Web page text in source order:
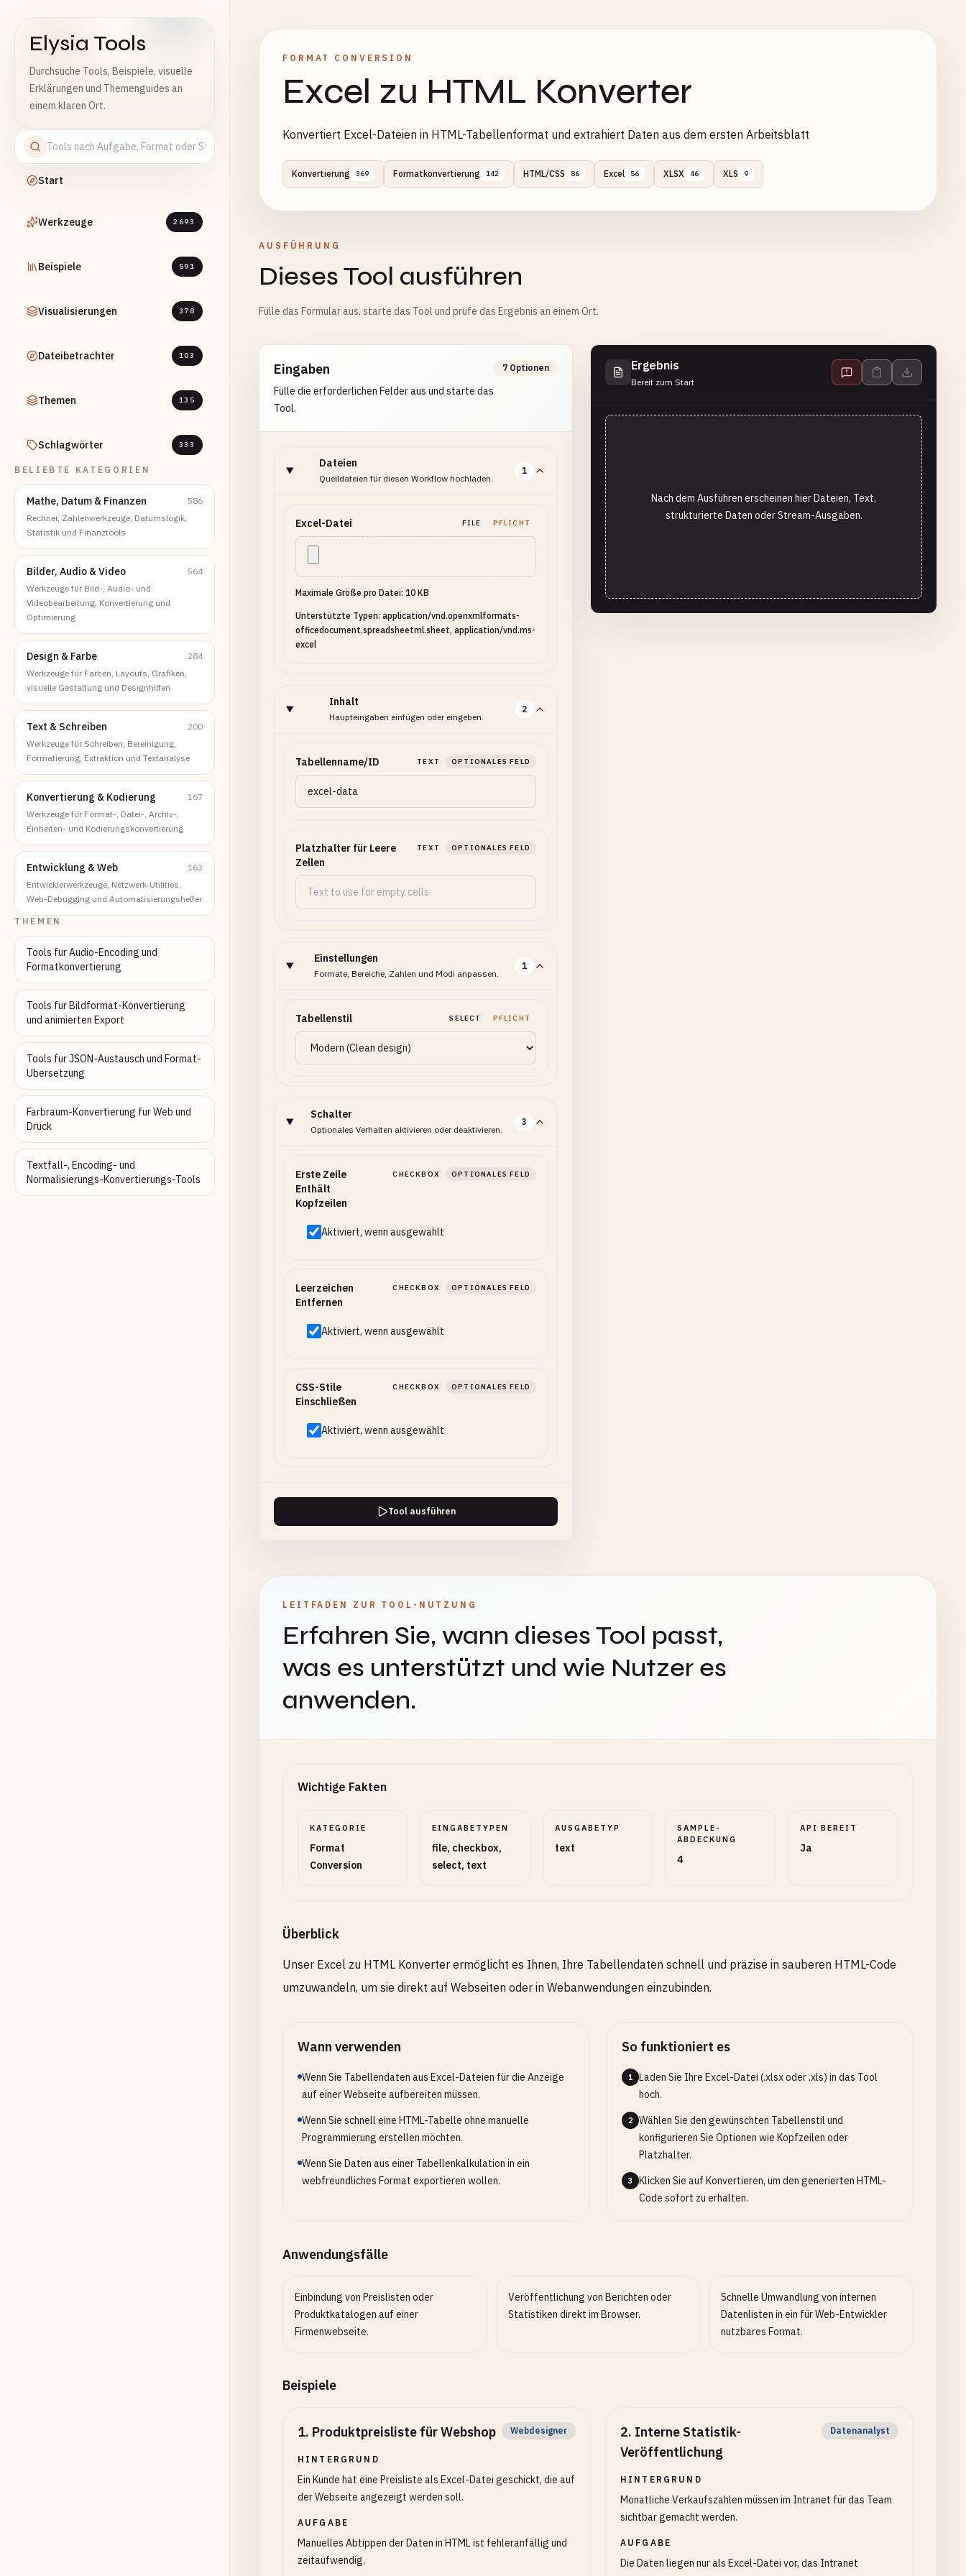
Elysia Tools
Durchsuche Tools, Beispiele, visuelle
Erklärungen und Themenguides an
einem klaren Ort.
Start
Werkzeuge 2693
Beispiele 591
Visualisierungen 378
Dateibetrachter 103
Themen 135
Schlagwörter 333
BELIEBTE KATEGORIEN
Mathe, Datum & Finanzen
586
Rechner, Zahlenwerkzeuge, Datumslogik,
Statistik und Finanztools
Bilder, Audio & Video
564
Werkzeuge für Bild-, Audio- und
Videobearbeitung, Konvertierung und
Optimierung
Design & Farbe
284
Werkzeuge für Farben, Layouts, Grafiken,
visuelle Gestaltung und Designhilfen
Text & Schreiben
200
Werkzeuge für Schreiben, Bereinigung,
Formatierung, Extraktion und Textanalyse
Konvertierung & Kodierung
167
Werkzeuge für Format-, Datei-, Archiv-,
Einheiten- und Kodierungskonvertierung
Entwicklung & Web
163
Entwicklerwerkzeuge, Netzwerk-Utilities,
Web-Debugging und Automatisierungshelfer
THEMEN
Tools fur Audio-Encoding und
Formatkonvertierung
Tools fur Bildformat-Konvertierung
und animierten Export
Tools fur JSON-Austausch und Format-
Ubersetzung
Farbraum-Konvertierung fur Web und
Druck
Textfall-, Encoding- und
Normalisierungs-Konvertierungs-Tools
FORMAT CONVERSION
Excel zu HTML Konverter
Konvertiert Excel-Dateien in HTML-Tabellenformat und extrahiert Daten aus dem ersten Arbeitsblatt
Konvertierung 369 Formatkonvertierung 142 HTML/CSS 86 Excel 56 XLSX 46 XLS 9
AUSFÜHRUNG
Dieses Tool ausführen
Fülle das Formular aus, starte das Tool und prüfe das Ergebnis an einem Ort.
Eingaben
Fülle die erforderlichen Felder aus und starte das
Tool.
7 Optionen
Dateien
Quelldateien für diesen Workflow hochladen.
1
Excel-Datei FILE PFLICHT
Maximale Größe pro Datei: 10 KB
Unterstützte Typen: application/vnd.openxmlformats-
officedocument.spreadsheetml.sheet, application/vnd.ms-
excel
Inhalt
Haupteingaben einfügen oder eingeben.
2
Tabellenname/ID TEXT OPTIONALES FELD
Platzhalter für Leere
Zellen
TEXT OPTIONALES FELD
Einstellungen
Formate, Bereiche, Zahlen und Modi anpassen.
1
Tabellenstil SELECT PFLICHT
Schalter
Optionales Verhalten aktivieren oder deaktivieren.
3
Erste Zeile
Enthält
Kopfzeilen
CHECKBOX OPTIONALES FELD
Aktiviert, wenn ausgewählt
Leerzeichen
Entfernen
CHECKBOX OPTIONALES FELD
Aktiviert, wenn ausgewählt
CSS-Stile
Einschließen
CHECKBOX OPTIONALES FELD
Aktiviert, wenn ausgewählt
Tool ausführen
Ergebnis
Bereit zum Start
Nach dem Ausführen erscheinen hier Dateien, Text,
strukturierte Daten oder Stream-Ausgaben.
LEITFADEN ZUR TOOL-NUTZUNG
Erfahren Sie, wann dieses Tool passt,
was es unterstützt und wie Nutzer es
anwenden.
Wichtige Fakten
KATEGORIE
Format
Conversion
EINGABETYPEN
file, checkbox,
select, text
AUSGABETYP
text
SAMPLE-
ABDECKUNG
4
API BEREIT
Ja
Überblick
Unser Excel zu HTML Konverter ermöglicht es Ihnen, Ihre Tabellendaten schnell und präzise in sauberen HTML-Code
umzuwandeln, um sie direkt auf Webseiten oder in Webanwendungen einzubinden.
Wann verwenden
Wenn Sie Tabellendaten aus Excel-Dateien für die Anzeige
auf einer Webseite aufbereiten müssen.
Wenn Sie schnell eine HTML-Tabelle ohne manuelle
Programmierung erstellen möchten.
Wenn Sie Daten aus einer Tabellenkalkulation in ein
webfreundliches Format exportieren wollen.
So funktioniert es
1
Laden Sie Ihre Excel-Datei (.xlsx oder .xls) in das Tool
hoch.
2
Wählen Sie den gewünschten Tabellenstil und
konfigurieren Sie Optionen wie Kopfzeilen oder
Platzhalter.
3
Klicken Sie auf Konvertieren, um den generierten HTML-
Code sofort zu erhalten.
Anwendungsfälle
Einbindung von Preislisten oder
Produktkatalogen auf einer
Firmenwebseite.
Veröffentlichung von Berichten oder
Statistiken direkt im Browser.
Schnelle Umwandlung von internen
Datenlisten in ein für Web-Entwickler
nutzbares Format.
Beispiele
1. Produktpreisliste für Webshop Webdesigner
HINTERGRUND
Ein Kunde hat eine Preisliste als Excel-Datei geschickt, die auf
der Webseite angezeigt werden soll.
AUFGABE
Manuelles Abtippen der Daten in HTML ist fehleranfällig und
zeitaufwendig.
2. Interne Statistik-
Veröffentlichung
Datenanalyst
HINTERGRUND
Monatliche Verkaufszahlen müssen im Intranet für das Team
sichtbar gemacht werden.
AUFGABE
Die Daten liegen nur als Excel-Datei vor, das Intranet